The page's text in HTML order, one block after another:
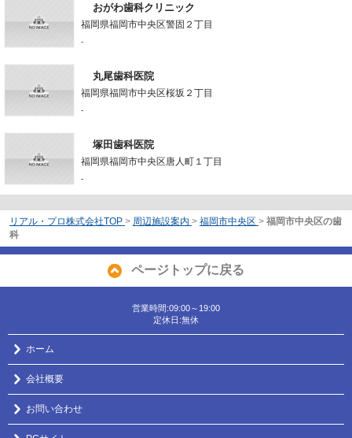
おがわ歯科クリニック
福岡県福岡市中央区警固２丁目
-
丸尾歯科医院
福岡県福岡市中央区桜坂２丁目
-
塚田歯科医院
福岡県福岡市中央区唐人町１丁目
-
リアル・プロ株式会社TOP > 周辺施設案内 > 福岡市中央区 > 福岡市中央区の歯
科
ページトップに戻る
営業時間:09:00～19:00
定休日:無休
ホーム
会社概要
お問い合わせ